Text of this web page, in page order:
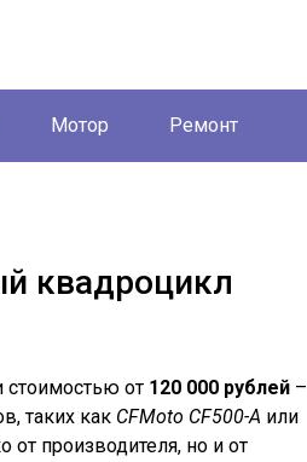
Мотор Ремонт
квадроцикл
стоимостью от 120 000 рублей –
таких как CFMoto CF500-A или
от производителя, но и от